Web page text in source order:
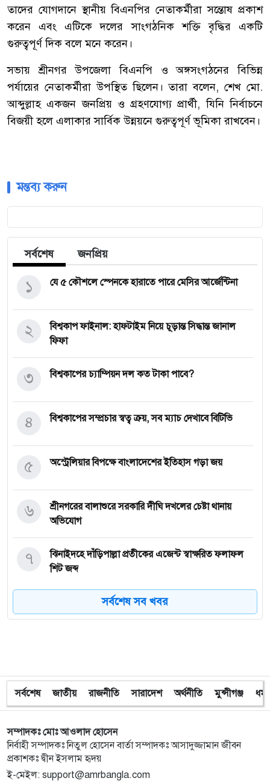
তাদের যোগদানে স্থানীয় বিএনপির নেতাকর্মীরা সন্তোষ প্রকাশ
করেন এবং এটিকে দলের সাংগঠনিক শক্তি বৃদ্ধির একটি
গুরুত্বপূর্ণ দিক বলে মনে করেন।
সভায় শ্রীনগর উপজেলা বিএনপি ও অঙ্গসংগঠনের বিভিন্ন
পর্যায়ের নেতাকর্মীরা উপস্থিত ছিলেন। তারা বলেন, শেখ মো.
আব্দুল্লাহ একজন জনপ্রিয় ও গ্রহণযোগ্য প্রার্থী, যিনি নির্বাচনে
বিজয়ী হলে এলাকার সার্বিক উন্নয়নে গুরুত্বপূর্ণ ভূমিকা রাখবেন।
মন্তব্য করুন
সর্বশেষ জনপ্রিয়
যে ৫ কৌশলে স্পেনকে হারাতে পারে মেসির আর্জেন্টিনা
১
বিশ্বকাপ ফাইনাল: হাফটাইম নিয়ে চূড়ান্ত সিদ্ধান্ত জানাল
ফিফা
২
বিশ্বকাপের চ্যাম্পিয়ন দল কত টাকা পাবে?
৩
বিশ্বকাপের সম্প্রচার স্বত্ব ক্রয়, সব ম্যাচ দেখাবে বিটিভি
৪
অস্ট্রেলিয়ার বিপক্ষে বাংলাদেশের ইতিহাস গড়া জয়
৫
শ্রীনগরের বালাশুরে সরকারি দীঘি দখলের চেষ্টা থানায়
অভিযোগ
৬
ঝিনাইদহে দাঁড়িপাল্লা প্রতীকের এজেন্ট স্বাক্ষরিত ফলাফল
শিট জব্দ
৭
ত্রয়োদশ জাতীয় নির্বাচন, শান্তিপূর্ণ ও নিরপেক্ষ হোক
অবরুদ্ধ জামায়াত নেতাকে উদ্ধার করলেন এনসিপি নেত্রী ডা.
মিতু
১০
ভোটকেন্দ্রের সামনে বস্তাভর্তি টাকাসহ স্বেচ্ছাসেবকদল নেতা
আটক
১১
সর্বশেষ সব খবর
সর্বশেষ জাতীয় রাজনীতি সারাদেশ অর্থনীতি মুন্সীগঞ্জ ধর্ম
সম্পাদকঃ মোঃ আওলাদ হোসেন
নির্বাহী সম্পাদকঃ নিতুল হোসেন বার্তা সম্পাদকঃ আসাদুজ্জামান জীবন
প্রকাশকঃ দ্বীন ইসলাম হৃদয়
ই-মেইল: support@amrbangla.com